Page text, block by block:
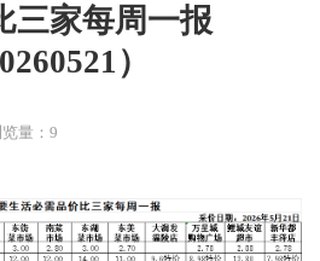
三家每周一报
）
量：9